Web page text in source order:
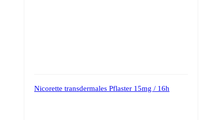
Nicorette transdermales Pflaster 15mg / 16h